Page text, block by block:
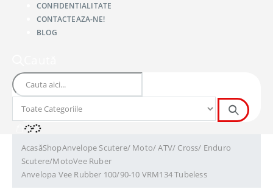
CONFIDENTIALITATE
CONTACTEAZA-NE!
BLOG
AcasăShopAnvelope Scutere/ Moto/ ATV/ Cross/ Enduro
Scutere/MotoVee Ruber
Anvelopa Vee Rubber 100/90-10 VRM134 Tubeless